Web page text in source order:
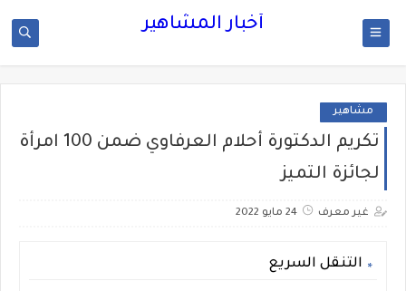
أخبار المشاهير
مشاهير
تكريم الدكتورة أحلام العرفاوي ضمن 100 امرأة
لجائزة التميز
غير معرف 24 مايو 2022
التنقل السريع